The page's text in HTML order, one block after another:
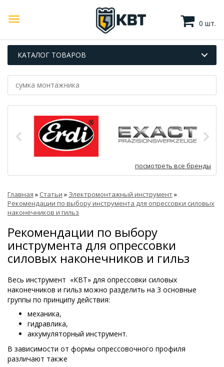
0 шт.
КАТАЛОГ ТОВАРОВ
посмотреть все бренды
Главная » Статьи » Электромонтажный инструмент»
Рекомендации по выбору инструмента для опрессовки силовых
наконечников и гильз
Рекомендации по выбору
инструмента для опрессовки
силовых наконечников и гильз
Весь инструмент «КВТ» для опрессовки силовых
наконечников и гильз можно разделить на 3 основные
группы по принципу действия:
механика,
гидравлика,
аккумуляторный инструмент.
В зависимости от формы опрессовочного профиля
различают также